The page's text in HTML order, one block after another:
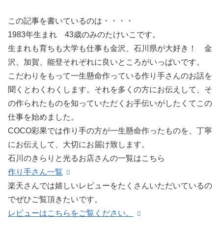
この記事を書いているのは・・・・
1983年生まれ 43歳のみのたけいこです。
生まれも育ちも大学も仕事も金沢、石川県が大好き！ 金
沢、加賀、能登それぞれに良いところがいっぱいです。
こだわりをもって一生懸命作っている作り手さんのお話を
聞くとわくわくします。それを多くの方にお伝えして、そ
の作られたものを知っていただくお手伝いがしたくてこの
仕事を始めました。
COCO彩果では作り手の方が一生懸命作ったものを、丁寧
にお伝えして、大切にお届け致します。
石川のきらりと光るお店さんの一覧はこちら
作り手さん一覧
楽天さんでは嬉しいレビューをたくさんいただいているの
でぜひご覧頂きたいです。
レビューはこちらをご覧ください。